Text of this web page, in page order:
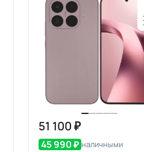
51 100 ₽
45 990 ₽ наличными